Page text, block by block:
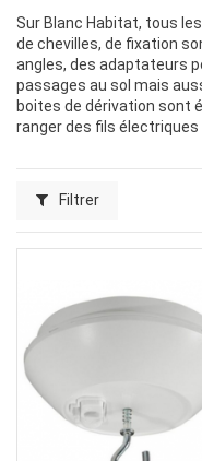
Sur Blanc Habitat, tous
de chevilles, de fixation
angles, des adaptateurs
passages au sol mais
boites de dérivation sont
ranger des fils électriques
Filtrer